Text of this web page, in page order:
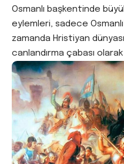
Osmanlı başkentinde
eylemleri, sadece
zamanda Hristiyan
canlandırma çabası